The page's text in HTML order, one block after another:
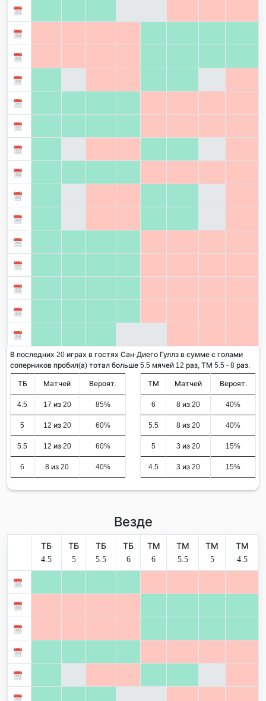
В последних 20 играх в гостях Сан-Диего Гуллз в сумме с голами
соперников пробил(а) тотал больше 5.5 мячей 12 раз, ТМ 5.5 - 8 раз.
ТБ Матчей Вероят.
4.5 17 из 20 85%
5 12 из 20 60%
5.5 12 из 20 60%
6 8 из 20 40%
ТМ Матчей Вероят.
6 8 из 20 40%
5.5 8 из 20 40%
5 3 из 20 15%
4.5 3 из 20 15%
Везде
ТБ
4.5
ТБ
5
ТБ
5.5
ТБ
6
ТМ
6
ТМ
5.5
ТМ
5
ТМ
4.5